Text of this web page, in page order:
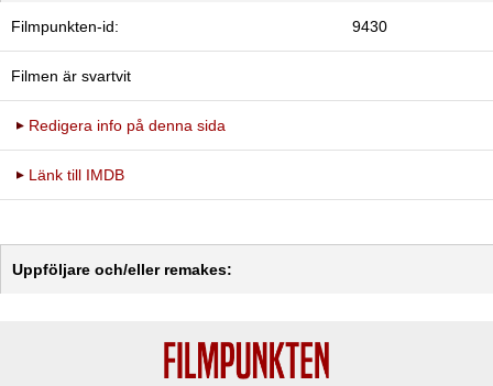
Filmpunkten-id: 9430
Filmen är svartvit
Redigera info på denna sida
Länk till IMDB
Uppföljare och/eller remakes: